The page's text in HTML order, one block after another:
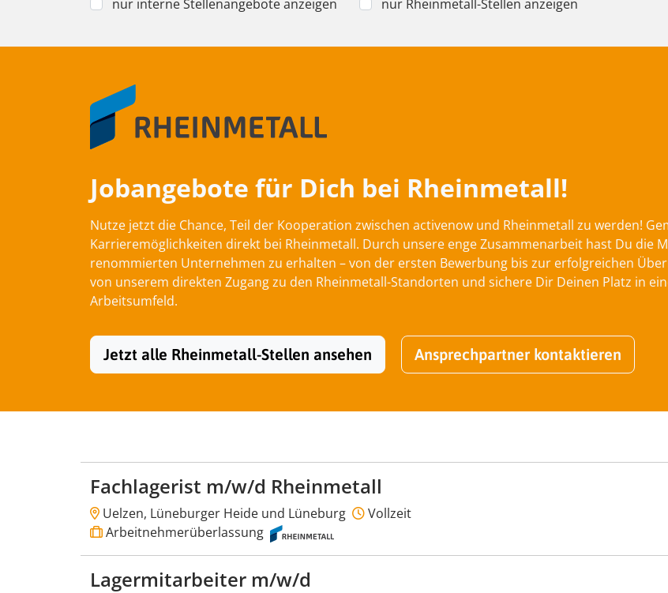
nur interne Stellenangebote anzeigen nur Rheinmetall-Stellen anzeigen
Jobangebote für Dich bei Rheinmetall!
Nutze jetzt die Chance, Teil der Kooperation zwischen activenow und Rheinmetall zu werden!
Karrieremöglichkeiten direkt bei Rheinmetall. Durch unsere enge Zusammenarbeit hast Du die
renommierten Unternehmen zu erhalten – von der ersten Bewerbung bis zur erfolgreichen
von unserem direkten Zugang zu den Rheinmetall-Standorten und sichere Dir Deinen Platz in
Arbeitsumfeld.
Jetzt alle Rheinmetall-Stellen ansehen Ansprechpartner kontaktieren
Fachlagerist m/w/d Rheinmetall
Uelzen, Lüneburger Heide und Lüneburg
Vollzeit
Arbeitnehmerüberlassung
Lagermitarbeiter m/w/d